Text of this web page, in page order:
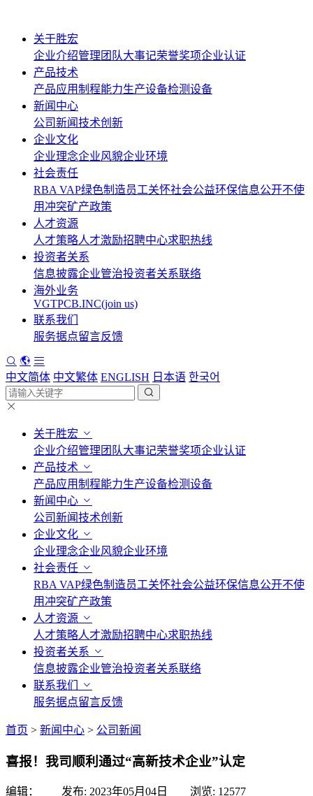
关于胜宏
企业介绍管理团队大事记荣誉奖项企业认证
产品技术
产品应用制程能力生产设备检测设备
新闻中心
公司新闻技术创新
企业文化
企业理念企业风貌企业环境
社会责任
RBA VAP绿色制造员工关怀社会公益环保信息公开不使
用冲突矿产政策
人才资源
人才策略人才激励招聘中心求职热线
投资者关系
信息披露企业管治投资者关系联络
海外业务
VGTPCB.INC(join us)
联系我们
服务据点留言反馈
中文简体 中文繁体 ENGLISH 日本语 한국어
关于胜宏
企业介绍管理团队大事记荣誉奖项企业认证
产品技术
产品应用制程能力生产设备检测设备
新闻中心
公司新闻技术创新
企业文化
企业理念企业风貌企业环境
社会责任
RBA VAP绿色制造员工关怀社会公益环保信息公开不使
用冲突矿产政策
人才资源
人才策略人才激励招聘中心求职热线
投资者关系
信息披露企业管治投资者关系联络
联系我们
服务据点留言反馈
首页 > 新闻中心 > 公司新闻
喜报！我司顺利通过“高新技术企业”认定
编辑： 发布: 2023年05月04日 浏览: 12577